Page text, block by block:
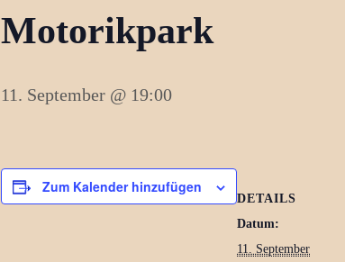
Motorikpark
11. September @ 19:00
Zum Kalender hinzufügen
DETAILS
Datum:
11. September